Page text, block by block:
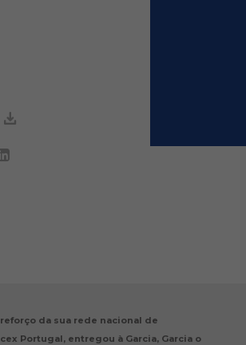
da sua rede nacional de
Portugal, entregou à Garcia, Garcia o